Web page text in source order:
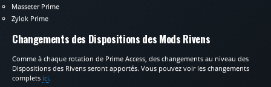
Masseter Prime
Zylok Prime
Changements des Dispositions des Mods Rivens
Comme à chaque rotation de Prime Access, des changements au niveau des
Dispositions des Rivens seront apportés. Vous pouvez voir les changements
complets ici.